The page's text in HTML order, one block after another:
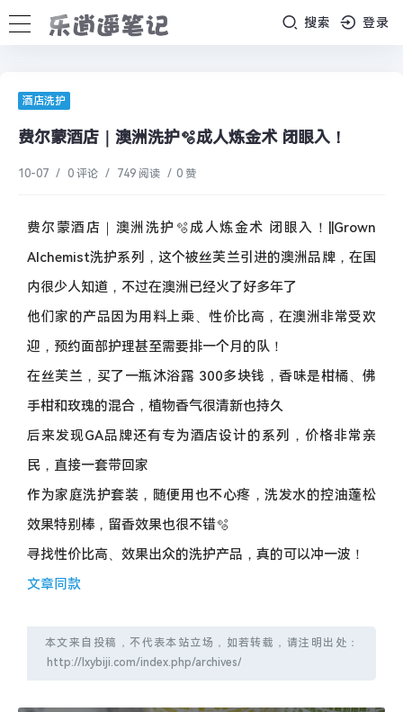
搜索 登录
酒店洗护
费尔蒙酒店｜澳洲洗护🫧成人炼金术 闭眼入！
10-07 / 0 评论 / 749 阅读 / 0 赞
费尔蒙酒店｜澳洲洗护🫧成人炼金术 闭眼入！||Grown
Alchemist洗护系列，这个被丝芙兰引进的澳洲品牌，在国
内很少人知道，不过在澳洲已经火了好多年了
他们家的产品因为用料上乘、性价比高，在澳洲非常受欢
迎，预约面部护理甚至需要排一个月的队！
在丝芙兰，买了一瓶沐浴露 300多块钱，香味是柑橘、佛
手柑和玫瑰的混合，植物香气很清新也持久
后来发现GA品牌还有专为酒店设计的系列，价格非常亲
民，直接一套带回家
作为家庭洗护套装，随便用也不心疼，洗发水的控油蓬松
效果特别棒，留香效果也很不错🫧
寻找性价比高、效果出众的洗护产品，真的可以冲一波！
文章同款
本文来自投稿，不代表本站立场，如若转载，请注明出处：